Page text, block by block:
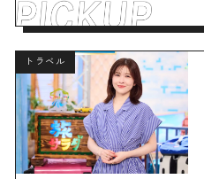
トラベル